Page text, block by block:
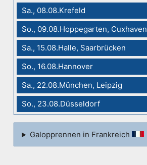
Sa., 08.08.Krefeld
So., 09.08.Hoppegarten, Cuxhaven
Sa., 15.08.Halle, Saarbrücken
So., 16.08.Hannover
Sa., 22.08.München, Leipzig
So., 23.08.Düsseldorf
Galopprennen in Frankreich